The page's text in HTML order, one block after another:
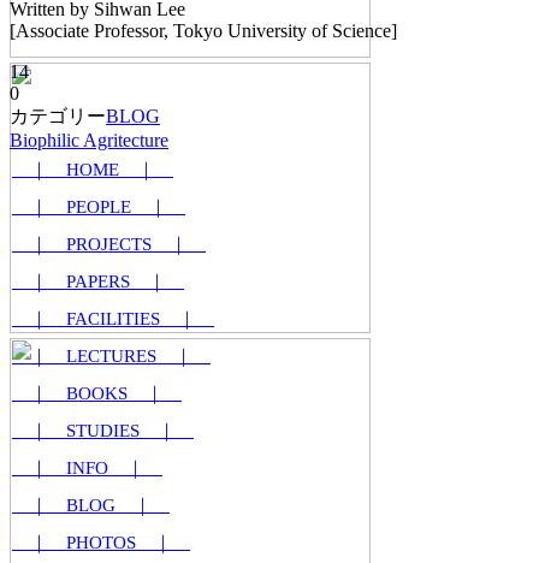
Written by Sihwan Lee
[Associate Professor, Tokyo University of Science]
14
0
カテゴリーBLOG
Biophilic Agritecture
｜ HOME ｜
｜ PEOPLE ｜
｜ PROJECTS ｜
｜ PAPERS ｜
｜ FACILITIES ｜
｜ LECTURES ｜
｜ BOOKS ｜
｜ STUDIES ｜
｜ INFO ｜
｜ BLOG ｜
｜ PHOTOS ｜